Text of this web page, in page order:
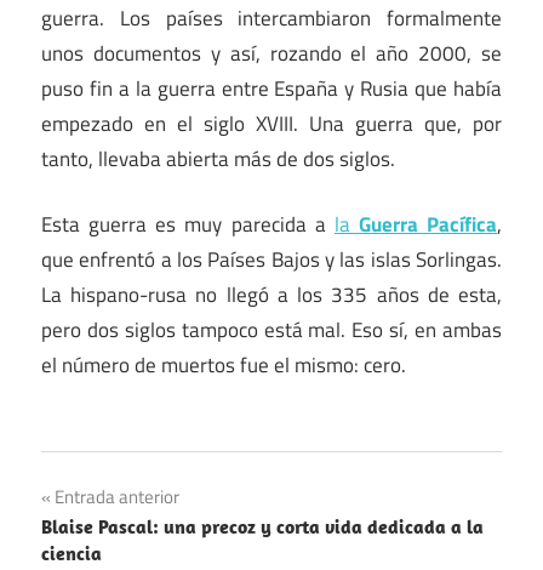
guerra. Los países intercambiaron formalmente
unos documentos y así, rozando el año 2000, se
puso fin a la guerra entre España y Rusia que había
empezado en el siglo XVIII. Una guerra que, por
tanto, llevaba abierta más de dos siglos.
Esta guerra es muy parecida alaGuerra Pacífica,
que enfrentó a los Países Bajos y las islas Sorlingas.
La hispano-rusa no llegó a los 335 años de esta,
pero dos siglos tampoco está mal. Eso sí, en ambas
el número de muertos fue el mismo: cero.
Navegación
de
Entrada anterior
Blaise Pascal: una precoz y corta vida dedicada a la
ciencia